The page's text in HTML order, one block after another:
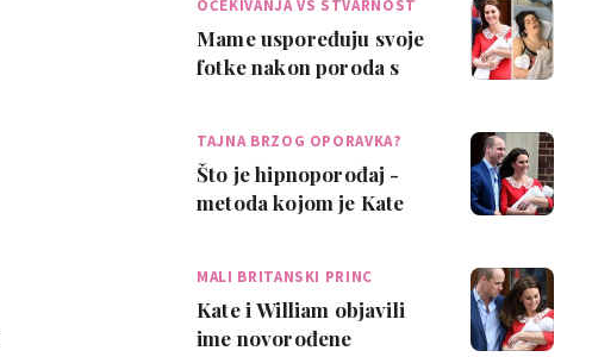
OČEKIVANJA VS STVARNOST
Mame uspoređuju svoje
fotke nakon poroda s
TAJNA BRZOG OPORAVKA?
Što je hipnoporođaj -
metoda kojom je Kate
MALI BRITANSKI PRINC
Kate i William objavili
ime novorođene